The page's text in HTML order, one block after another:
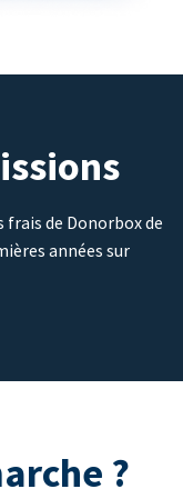
frais de Donorbox de
années sur
?